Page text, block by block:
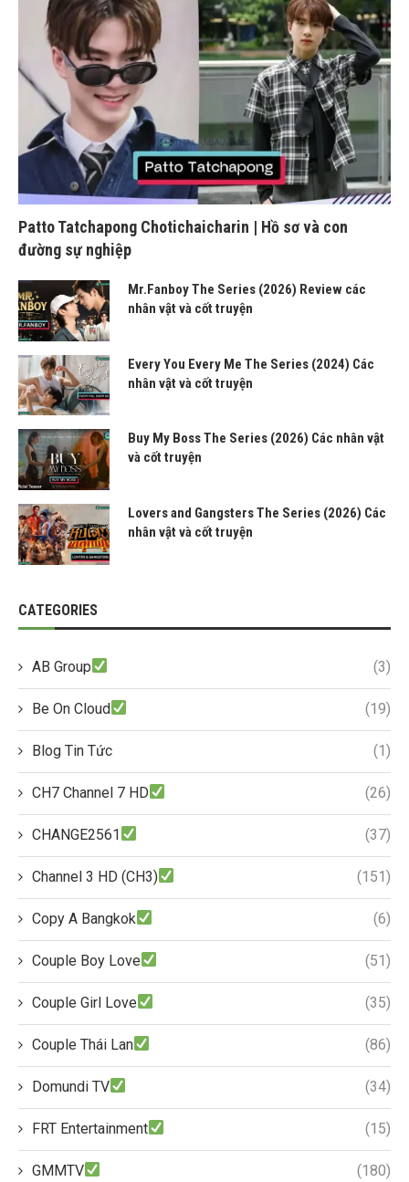
Patto Tatchapong Chotichaicharin | Hồ sơ và con
đường sự nghiệp
Mr.Fanboy The Series (2026) Review các
nhân vật và cốt truyện
Every You Every Me The Series (2024) Các
nhân vật và cốt truyện
Buy My Boss The Series (2026) Các nhân vật
và cốt truyện
Lovers and Gangsters The Series (2026) Các
nhân vật và cốt truyện
CATEGORIES
AB Group (3)
Be On Cloud (19)
Blog Tin Tức (1)
CH7 Channel 7 HD (26)
CHANGE2561 (37)
Channel 3 HD (CH3) (151)
Copy A Bangkok (6)
Couple Boy Love (51)
Couple Girl Love (35)
Couple Thái Lan (86)
Domundi TV (34)
FRT Entertainment (15)
GMMTV (180)